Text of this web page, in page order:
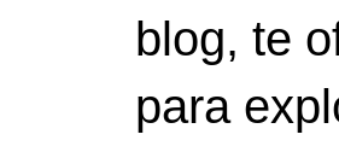
blog, te
para